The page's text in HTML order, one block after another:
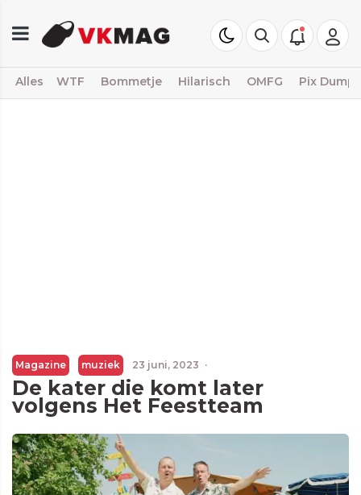
Alles WTF Bommetje Hilarisch OMFG Pix Dump
Magazine muziek 23 juni, 2023 ·
De kater die komt later
volgens Het Feestteam